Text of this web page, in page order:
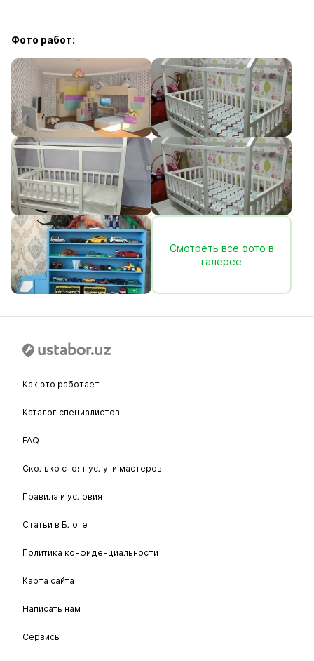
Фото работ:
Смотреть все фото в
галерее
Как это работает
Каталог специалистов
FAQ
Сколько стоят услуги мастеров
Правила и условия
Статьи в Блоге
Политика конфиденциальности
Карта сайта
Написать нам
Сервисы